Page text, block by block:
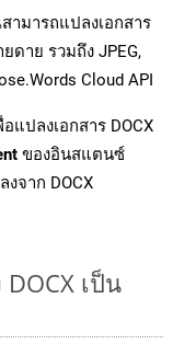
ามารถแปลงเอกสาร
ดาย รวมถึง JPEG,
Cloud API
แปลงเอกสาร DOCX
ของอินสแตนซ์
จาก DOCX
เป็น